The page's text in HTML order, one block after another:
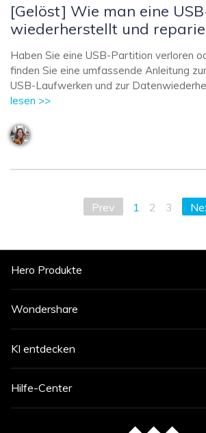
[Gelöst] Wie man eine
wiederherstellt und
Haben Sie eine USB-Partition verloren
finden Sie eine umfassende Anleitung
USB-Laufwerken und zur
lesen >>
Prev 1 2 3
Hero Produkte
Wondershare
KI entdecken
Hilfe-Center